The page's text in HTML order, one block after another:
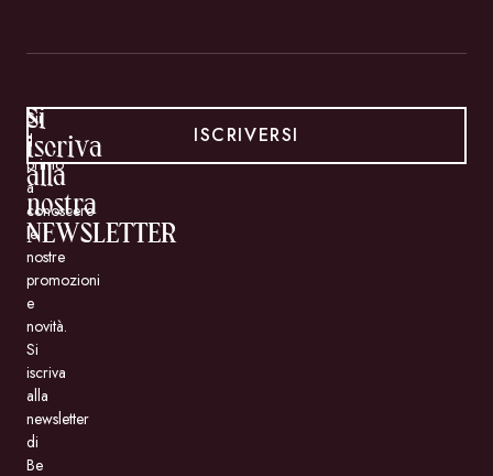
Si
iscriva
alla
nostra
NEWSLETTER
Sii
il
primo
a
conoscere
le
nostre
promozioni
e
novità.
Si
iscriva
alla
newsletter
di
Be
ISCRIVERSI